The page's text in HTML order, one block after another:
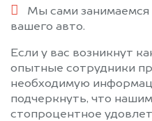
Мы сами занимаемся
вашего авто.
Если у вас возникнут
опытные сотрудники
необходимую
подчеркнуть, что
стопроцентное